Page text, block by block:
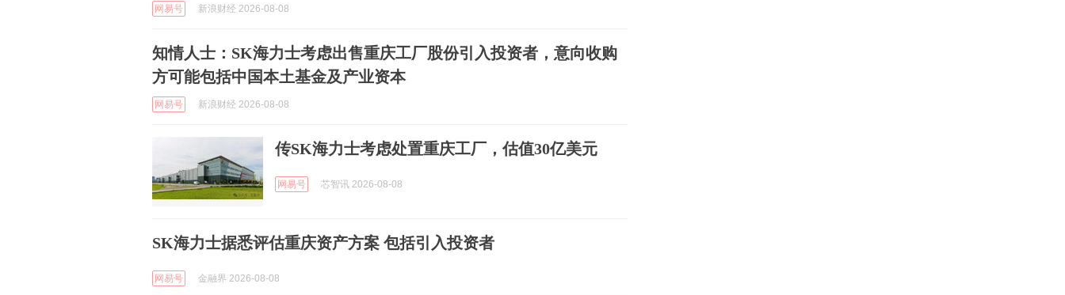
网易号 新浪财经 2026-08-08
知情人士：SK海力士考虑出售重庆工厂股份引入投资者，意向收购
方可能包括中国本土基金及产业资本
网易号 新浪财经 2026-08-08
传SK海力士考虑处置重庆工厂，估值30亿美元
网易号 芯智讯 2026-08-08
SK海力士据悉评估重庆资产方案 包括引入投资者
网易号 金融界 2026-08-08